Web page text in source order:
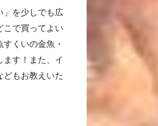
」を少しでも広
こで買ってよい
くいの金魚・
ます！また、イ
どもお教えいた